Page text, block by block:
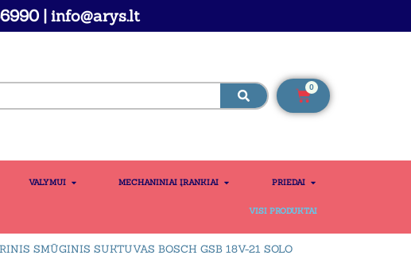
| info@arys.lt
0
VALYMUI MECHANINIAI ĮRANKIAI PRIEDAI
VISI PRODUKTAI
SMŪGINIS SUKTUVAS BOSCH GSB 18V-21 SOLO